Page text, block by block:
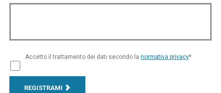
Accetto il trattamento dei dati secondo lanormativa privacy*
REGISTRAMI